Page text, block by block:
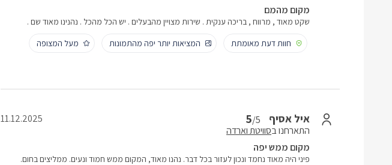
מקום מהמם
שקט מאוד , מרווח , בריכה ענקית . שירות מצויין מהבעלים . יש הכל מהכל . נהנינו מאוד שם .
חוות דעת מאומתת
המציאות יותר יפה מהתמונות מעל המצופה
איל אסיף 5/5
התארחנו בסוויטת וארדה
11.12.2025
מקום ממש יפה
פיני היה מאוד נחמד ונכון לעזור בכל דבר. נהנו מאוד, המקום ממש חמוד ונעים. ממליצים בחום.